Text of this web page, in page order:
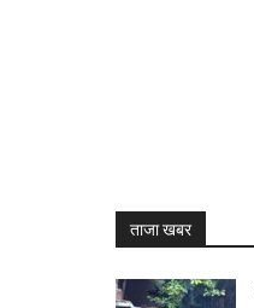
ताजा खबर